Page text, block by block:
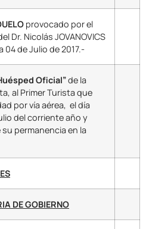
provocado por el
Dr. Nicolás JOVANOVICS
04 de Julio de 2017.-
Oficial”de la
al Primer Turista que
por vía aérea, el día
del corriente año y
permanencia en la
DE GOBIERNO